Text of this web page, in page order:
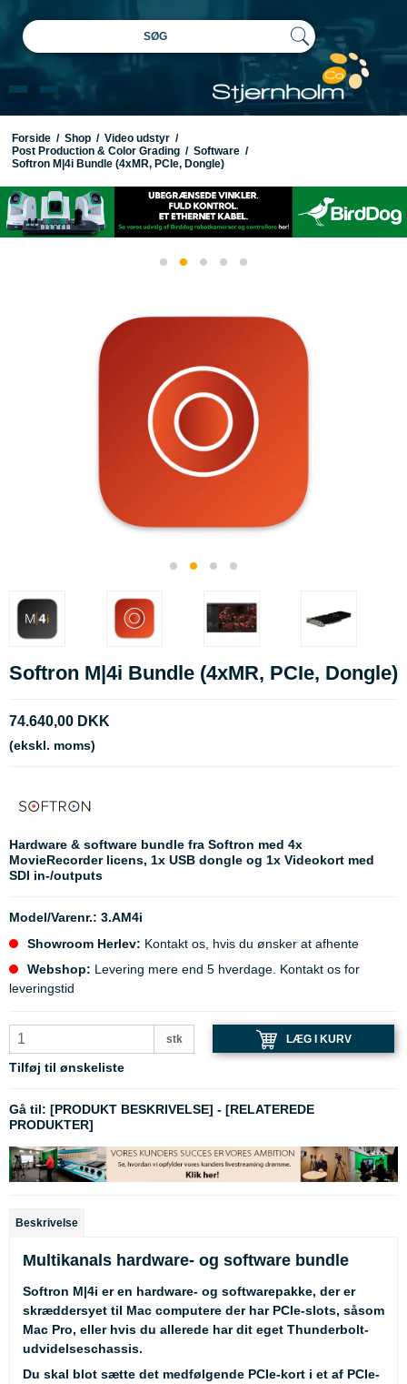
SØG
Forside / Shop / Video udstyr /
Post Production & Color Grading / Software /
Softron M|4i Bundle (4xMR, PCIe, Dongle)
Softron M|4i Bundle (4xMR, PCIe, Dongle)
74.640,00 DKK
(ekskl. moms)
Hardware & software bundle fra Softron med 4x
MovieRecorder licens, 1x USB dongle og 1x Videokort med
SDI in-/outputs
Model/Varenr.: 3.AM4i
Showroom Herlev: Kontakt os, hvis du ønsker at afhente
Webshop: Levering mere end 5 hverdage. Kontakt os for
leveringstid
stk LÆG I KURV
Tilføj til ønskeliste
Gå til: [PRODUKT BESKRIVELSE] - [RELATEREDE
PRODUKTER]
Beskrivelse
Multikanals hardware- og software bundle
Softron M|4i er en hardware- og softwarepakke, der er
skræddersyet til Mac computere der har PCIe-slots, såsom
Mac Pro, eller hvis du allerede har dit eget Thunderbolt-
udvidelseschassis.
Du skal blot sætte det medfølgende PCIe-kort i et af PCIe-